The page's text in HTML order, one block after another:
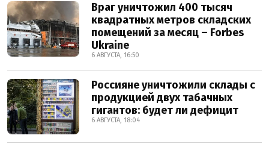
Враг уничтожил 400 тысяч
квадратных метров складских
помещений за месяц – Forbes
Ukraine
6 АВГУСТА, 16:50
Россияне уничтожили склады с
продукцией двух табачных
гигантов: будет ли дефицит
6 АВГУСТА, 18:04